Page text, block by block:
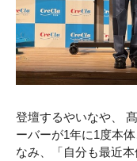
登壇するやいなや、
ーバーが1年に1度本
なみ、「自分も最近